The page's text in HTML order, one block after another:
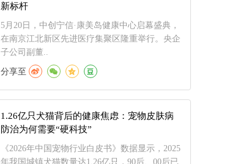
新标杆
5月20日，中创宁信·康美岛健康中心启幕盛典，
在南京江北新区先进医疗集聚区隆重举行。央企
子公司副董..
分享至
1.26亿只犬猫背后的健康焦虑：宠物皮肤病
防治为何需要“硬科技”
《2026年中国宠物行业白皮书》数据显示，2025
年我国城镇犬猫数量达1.26亿只，90后、00后已